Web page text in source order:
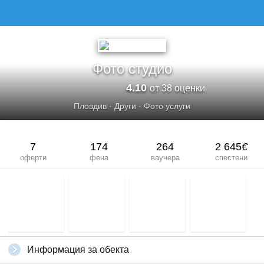
Фото студио
4.10от 38 оценки
Пловдив· Други · Фото услуги
7
оферти
174
фена
264
ваучера
2 645€
спестени
Информация за обекта